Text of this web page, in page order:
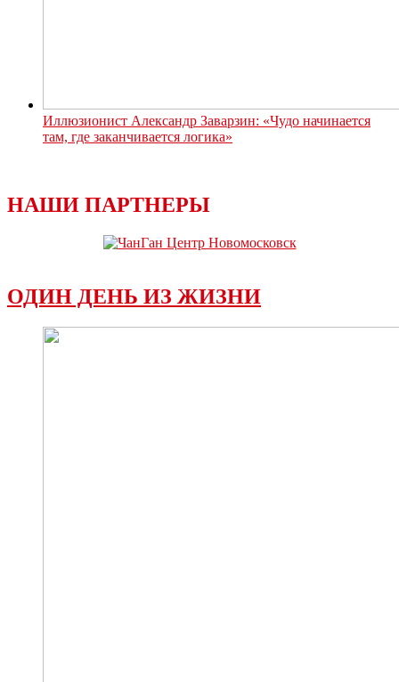
Иллюзионист Александр Заварзин: «Чудо начинается
там, где заканчивается логика»
НАШИ ПАРТНЕРЫ
ОДИН ДЕНЬ ИЗ ЖИЗНИ